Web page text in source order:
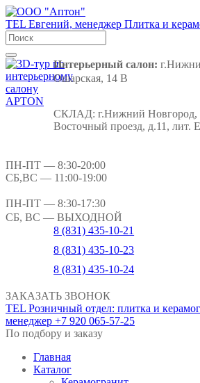
TEL Евгений, менеджер Плитка и
Интерьерный салон:
Ошарская, 14 В
СКЛАД: г.Нижний Новгород,
Восточный проезд, д.11, лит.
ПН-ПТ — 8:30-20:00
СБ,ВС — 11:00-19:00
ПН-ПТ — 8:30-17:30
СБ, ВС — ВЫХОДНОЙ
8 (831) 435-10-21
8 (831) 435-10-23
8 (831) 435-10-24
ЗАКАЗАТЬ ЗВОНОК
TEL Розничный отдел: плитка и
менеджер +7 920 065-57-25
По подбору и заказу
Главная
Каталог